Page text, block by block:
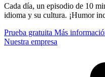
Cada día, un episodio de 10
idioma y su cultura. ¡Humor
Prueba gratuita Más
Nuestra empresa